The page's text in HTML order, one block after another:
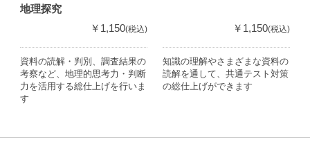
地理探究
￥1,150(税込)
資料の読解・判別、調査結果の
考察など、地理的思考力・判断
力を活用する総仕上げを行いま
す
￥1,150(税込)
知識の理解やさまざまな資料の
読解を通して、共通テスト対策
の総仕上げができます